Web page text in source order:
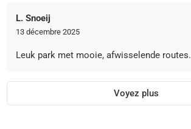
L. Snoeij
13 décembre 2025
Leuk park met mooie, afwisselende routes.
Voyez plus